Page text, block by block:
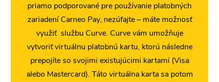
priamo podporované pre používanie platobných
zariadení Carneo Pay, nezúfajte – máte možnosť
využiť službu Curve. Curve vám umožňuje
vytvoriť virtuálnu platobnú kartu, ktorú následne
prepojíte so svojimi existujúcimi kartami (Visa
alebo Mastercard). Táto virtuálna karta sa potom